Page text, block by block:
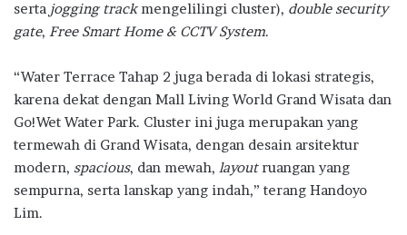
serta jogging trackmengelilingi cluster), double security
gate, Free Smart Home & CCTV System.
“Water Terrace Tahap 2 juga berada di lokasi strategis,
karena dekat dengan Mall Living World Grand Wisata dan
Go!Wet Water Park. Cluster ini juga merupakan yang
termewah di Grand Wisata, dengan desain arsitektur
modern, spacious, dan mewah, layoutruangan yang
sempurna, serta lanskap yang indah,” terang Handoyo
Lim.